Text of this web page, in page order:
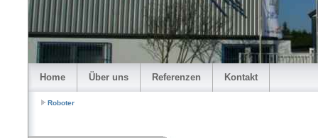
Home Über uns Referenzen Kontakt
Roboter